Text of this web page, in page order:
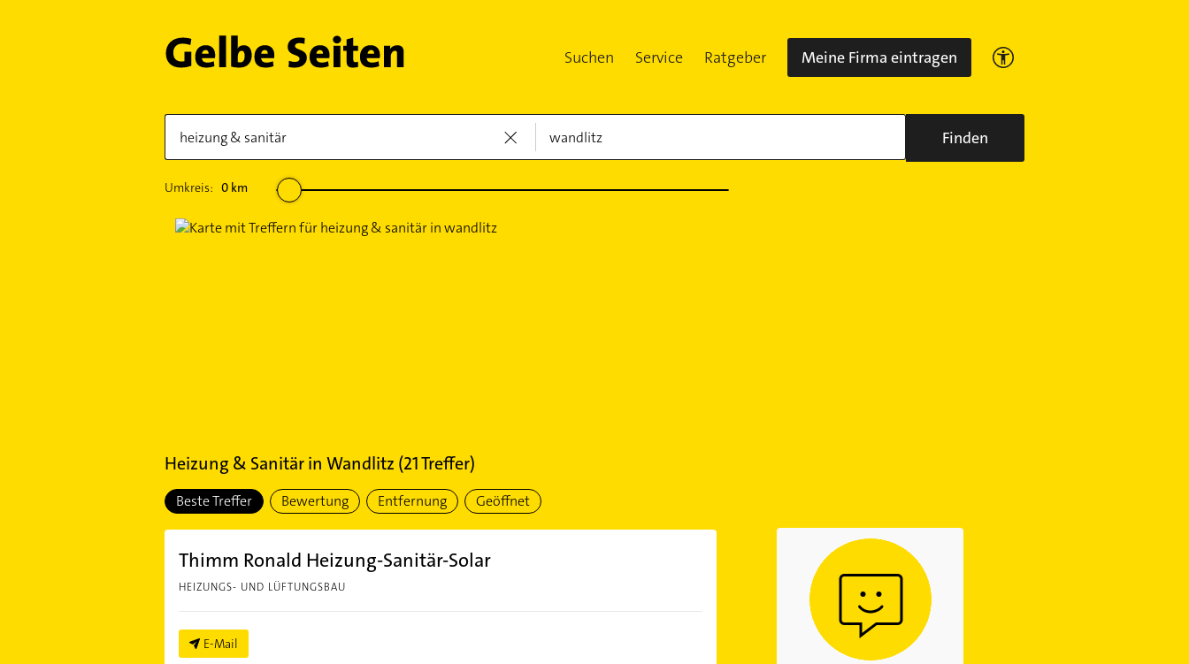
Suchen Service Ratgeber Meine Firma eintragen
Finden
Umkreis: 0km
Heizung & Sanitärin Wandlitz (21Treffer)
Beste Treffer Bewertung Entfernung Geöffnet
Thimm Ronald Heizung-Sanitär-Solar
HEIZUNGS- UND LÜFTUNGSBAU
E-Mail